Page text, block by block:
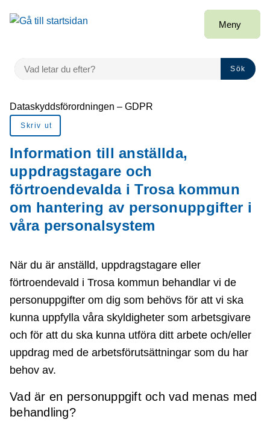
Gå till innehåll
till sidomeny
Meny
VAD LETAR DU EFTER?
Sök
Du är här:
Dataskyddsförordningen – GDPR
Skriv ut
Information till anställda,
uppdragstagare och
förtroendevalda i Trosa kommun
om hantering av personuppgifter i
våra personalsystem
När du är anställd, uppdragstagare eller
förtroendevald i Trosa kommun behandlar vi de
personuppgifter om dig som behövs för att vi ska
kunna uppfylla våra skyldigheter som arbetsgivare
och för att du ska kunna utföra ditt arbete och/eller
uppdrag med de arbetsförutsättningar som du har
behov av.
Vad är en personuppgift och vad menas med
behandling?